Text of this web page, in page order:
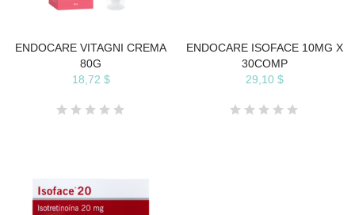
ENDOCARE VITAGNI CREMA
80G
18,72 $
ENDOCARE ISOFACE 10MG X
30COMP
29,10 $